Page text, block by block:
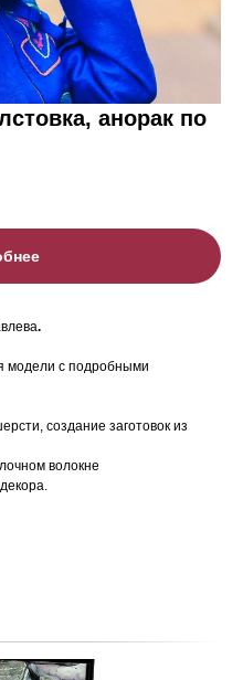
анорак по
.
модели с подробными
создание заготовок из
волокне